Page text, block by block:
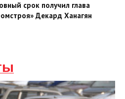
срок получил глава
Декард Ханагян